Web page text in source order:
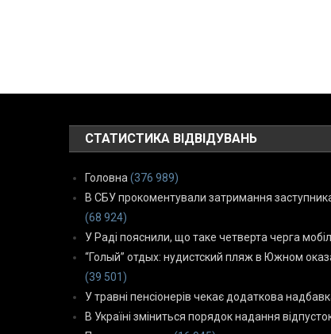
СТАТИСТИКА ВІДВІДУВАНЬ
Головна (376 989)
В СБУ прокоментували затримання
(68 924)
У Раді пояснили, що таке четверта черга
“Голый” отдых: нудистский пляж в Южном
(39 501)
У травні пенсіонерів чекає додаткова
В Україні зміниться порядок надання